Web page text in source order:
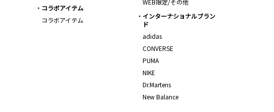
WEB限定/その他
コラボアイテム
コラボアイテム
インターナショナルブラン
ド
adidas
CONVERSE
PUMA
NIKE
Dr.Martens
New Balance